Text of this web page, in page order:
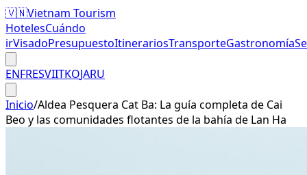
🇻🇳Vietnam Tourism
HotelesCuándo
irVisadoPresupuestoItinerariosTransporteGastronomía
ENFRESVIITKOJARU
Inicio/Aldea Pesquera Cat Ba: La guía completa de Cai
Beo y las comunidades flotantes de la bahía de Lan Ha